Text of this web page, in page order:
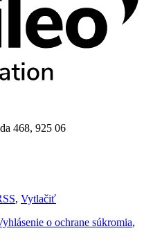
468, 925 06
, Vytlačiť
o ochrane súkromia,